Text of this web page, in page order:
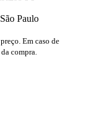
Paulo
Em caso de
compra.